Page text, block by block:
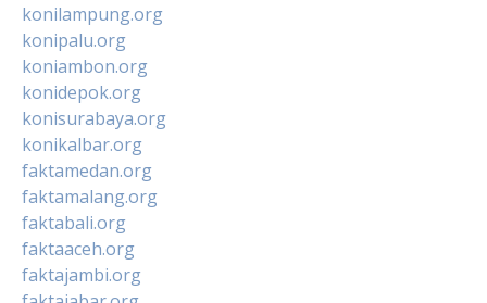
konilampung.org
konipalu.org
koniambon.org
konidepok.org
konisurabaya.org
konikalbar.org
faktamedan.org
faktamalang.org
faktabali.org
faktaaceh.org
faktajambi.org